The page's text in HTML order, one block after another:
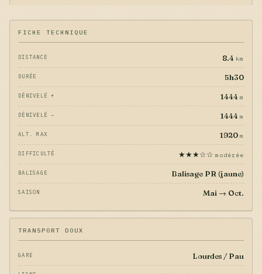
FICHE TECHNIQUE
DISTANCE 8.4 km
DURÉE 5h30
DÉNIVELÉ + 1444 m
DÉNIVELÉ − 1444 m
ALT. MAX 1920 m
DIFFICULTÉ ★★★☆☆ modérée
BALISAGE Balisage PR (jaune)
SAISON Mai → Oct.
TRANSPORT DOUX
GARE Lourdes / Pau